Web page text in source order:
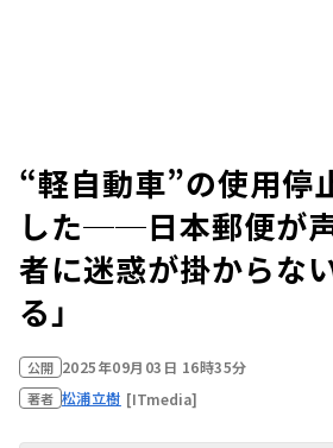
“軽自動車”の使用停
した──日本郵便が
者に迷惑が掛からな
る」
公開 2025年09月03日 16時35分
著者 松浦立樹 [ITmedia]